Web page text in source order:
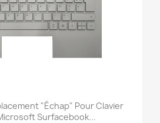
"échap" Pour Clavier
Surfacebook...